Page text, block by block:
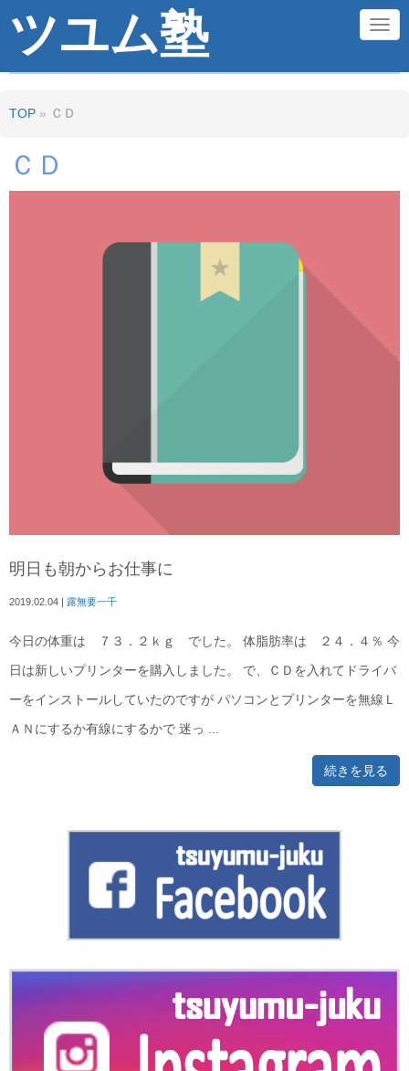
ツユム塾 N
TOP » ＣＤ
ＣＤ
明日も朝からお仕事に
2019.02.04 | 露無要一千
今日の体重は ７３．２ｋｇ でした。 体脂肪率は ２４．４％ 今
日は新しいプリンターを購入しました。 で、ＣＤを入れてドライバ
ーをインストールしていたのですが パソコンとプリンターを無線Ｌ
ＡＮにするか有線にするかで 迷っ ...
続きを見る